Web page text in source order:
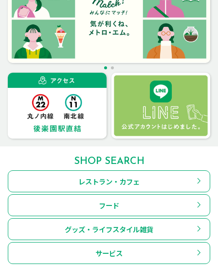
SHOP SEARCH
レストラン・カフェ
フード
グッズ・ライフスタイル雑貨
サービス